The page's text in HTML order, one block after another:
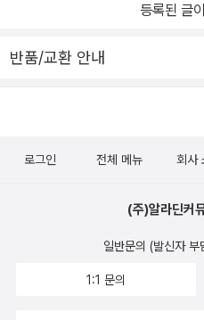
등록된 글
반품/교환 안내
로그인 전체 메뉴 회사
(주)알라딘커
일반문의 (발신자 부
1:1 문의